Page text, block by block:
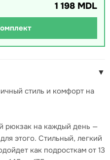
1 198 MDL
▼
стиль и комфорт на
рюкзак на каждый день —
этого. Стильный, легкий
как подросткам от 13